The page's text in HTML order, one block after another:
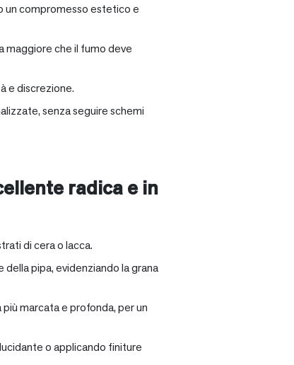
un compromesso estetico e
maggiore che il fumo deve
e discrezione.
senza seguire schemi
radica e in
di cera o lacca.
pipa, evidenziando la grana
marcata e profonda, per un
o applicando finiture